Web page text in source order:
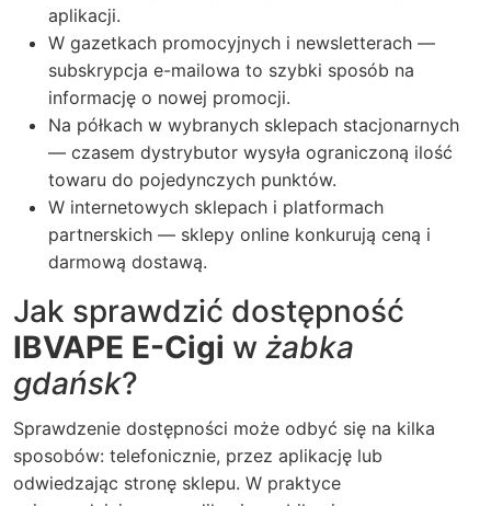
aplikacji.
W gazetkach promocyjnych i newsletterach —
subskrypcja e-mailowa to szybki sposób na
informację o nowej promocji.
Na półkach w wybranych sklepach stacjonarnych
— czasem dystrybutor wysyła ograniczoną ilość
towaru do pojedynczych punktów.
W internetowych sklepach i platformach
partnerskich — sklepy online konkurują ceną i
darmową dostawą.
Jak sprawdzić dostępność
IBVAPE E-Cigi w żabka
gdańsk?
Sprawdzenie dostępności może odbyć się na kilka
sposobów: telefonicznie, przez aplikację lub
odwiedzając stronę sklepu. W praktyce